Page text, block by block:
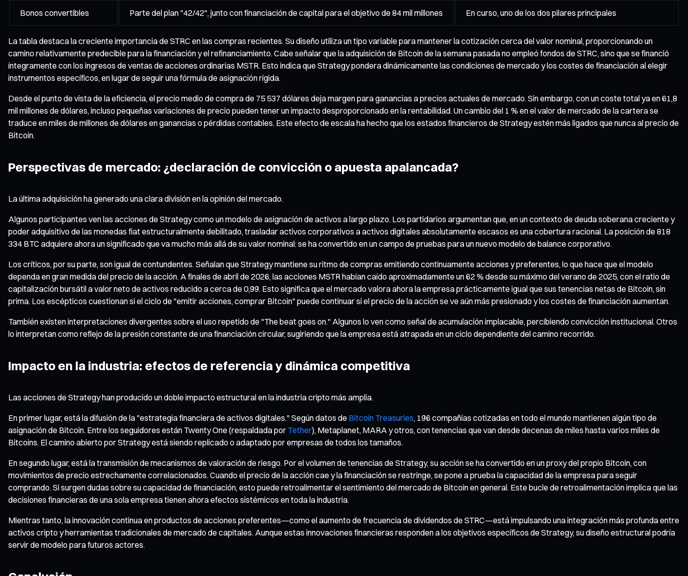
Bonos convertibles Parte del plan "42/42", junto con financiación de capital para el objetivo de 84 mil millones En curso, uno de los dos pilares principales
La tabla destaca la creciente importancia de STRC en las compras recientes. Su diseño utiliza un tipo variable para mantener la cotización cerca del valor nominal, proporcionando un
camino relativamente predecible para la financiación y el refinanciamiento. Cabe señalar que la adquisición de Bitcoin de la semana pasada no empleó fondos de STRC, sino que se financió
íntegramente con los ingresos de ventas de acciones ordinarias MSTR. Esto indica que Strategy pondera dinámicamente las condiciones de mercado y los costes de financiación al elegir
instrumentos específicos, en lugar de seguir una fórmula de asignación rígida.
Desde el punto de vista de la eficiencia, el precio medio de compra de 75 537 dólares deja margen para ganancias a precios actuales de mercado. Sin embargo, con un coste total ya en 61,8
mil millones de dólares, incluso pequeñas variaciones de precio pueden tener un impacto desproporcionado en la rentabilidad. Un cambio del 1 % en el valor de mercado de la cartera se
traduce en miles de millones de dólares en ganancias o pérdidas contables. Este efecto de escala ha hecho que los estados financieros de Strategy estén más ligados que nunca al precio de
Bitcoin.
Perspectivas de mercado: ¿declaración de convicción o apuesta apalancada?
La última adquisición ha generado una clara división en la opinión del mercado.
Algunos participantes ven las acciones de Strategy como un modelo de asignación de activos a largo plazo. Los partidarios argumentan que, en un contexto de deuda soberana creciente y
poder adquisitivo de las monedas fiat estructuralmente debilitado, trasladar activos corporativos a activos digitales absolutamente escasos es una cobertura racional. La posición de 818
334 BTC adquiere ahora un significado que va mucho más allá de su valor nominal: se ha convertido en un campo de pruebas para un nuevo modelo de balance corporativo.
Los críticos, por su parte, son igual de contundentes. Señalan que Strategy mantiene su ritmo de compras emitiendo continuamente acciones y preferentes, lo que hace que el modelo
dependa en gran medida del precio de la acción. A finales de abril de 2026, las acciones MSTR habían caído aproximadamente un 62 % desde su máximo del verano de 2025, con el ratio de
capitalización bursátil a valor neto de activos reducido a cerca de 0,99. Esto significa que el mercado valora ahora la empresa prácticamente igual que sus tenencias netas de Bitcoin, sin
prima. Los escépticos cuestionan si el ciclo de "emitir acciones, comprar Bitcoin" puede continuar si el precio de la acción se ve aún más presionado y los costes de financiación aumentan.
También existen interpretaciones divergentes sobre el uso repetido de "The beat goes on." Algunos lo ven como señal de acumulación implacable, percibiendo convicción institucional. Otros
lo interpretan como reflejo de la presión constante de una financiación circular, sugiriendo que la empresa está atrapada en un ciclo dependiente del camino recorrido.
Impacto en la industria: efectos de referencia y dinámica competitiva
Las acciones de Strategy han producido un doble impacto estructural en la industria cripto más amplia.
En primer lugar, está la difusión de la "estrategia financiera de activos digitales." Según datos de Bitcoin Treasuries, 196 compañías cotizadas en todo el mundo mantienen algún tipo de
asignación de Bitcoin. Entre los seguidores están Twenty One (respaldada por Tether), Metaplanet, MARA y otros, con tenencias que van desde decenas de miles hasta varios miles de
Bitcoins. El camino abierto por Strategy está siendo replicado o adaptado por empresas de todos los tamaños.
En segundo lugar, está la transmisión de mecanismos de valoración de riesgo. Por el volumen de tenencias de Strategy, su acción se ha convertido en un proxy del propio Bitcoin, con
movimientos de precio estrechamente correlacionados. Cuando el precio de la acción cae y la financiación se restringe, se pone a prueba la capacidad de la empresa para seguir
comprando. Si surgen dudas sobre su capacidad de financiación, esto puede retroalimentar el sentimiento del mercado de Bitcoin en general. Este bucle de retroalimentación implica que las
decisiones financieras de una sola empresa tienen ahora efectos sistémicos en toda la industria.
Mientras tanto, la innovación continua en productos de acciones preferentes—como el aumento de frecuencia de dividendos de STRC—está impulsando una integración más profunda entre
activos cripto y herramientas tradicionales de mercado de capitales. Aunque estas innovaciones financieras responden a los objetivos específicos de Strategy, su diseño estructural podría
servir de modelo para futuros actores.